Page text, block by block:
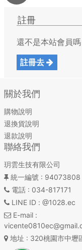
註冊
還不是本站會員嗎
註冊去
關於我們
購物說明
退換貨說明
退款說明
聯絡我們
玥雲生技有限公司
統一編號 : 94073808
電話: 034-817171
LINE ID : @1028.ec
E-mail:
地址 : 320桃園市中壢